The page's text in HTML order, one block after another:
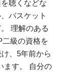
聴くなどな
バスケット
理解のある
二級の資格を
、5年前から
ます。 自分の